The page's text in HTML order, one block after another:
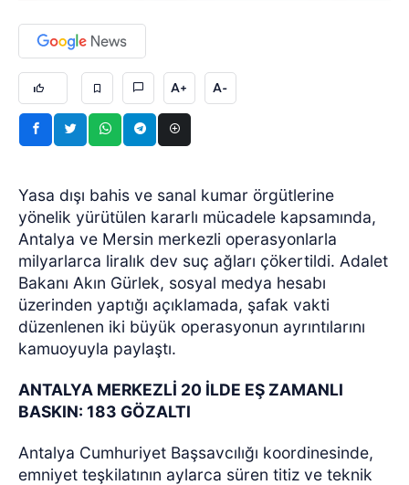
A+ A-
Yasa dışı bahis ve sanal kumar örgütlerine
yönelik yürütülen kararlı mücadele kapsamında,
Antalya ve Mersin merkezli operasyonlarla
milyarlarca liralık dev suç ağları çökertildi. Adalet
Bakanı Akın Gürlek, sosyal medya hesabı
üzerinden yaptığı açıklamada, şafak vakti
düzenlenen iki büyük operasyonun ayrıntılarını
kamuoyuyla paylaştı.
ANTALYA MERKEZLİ 20 İLDE EŞ ZAMANLI
BASKIN: 183 GÖZALTI
Antalya Cumhuriyet Başsavcılığı koordinesinde,
emniyet teşkilatının aylarca süren titiz ve teknik